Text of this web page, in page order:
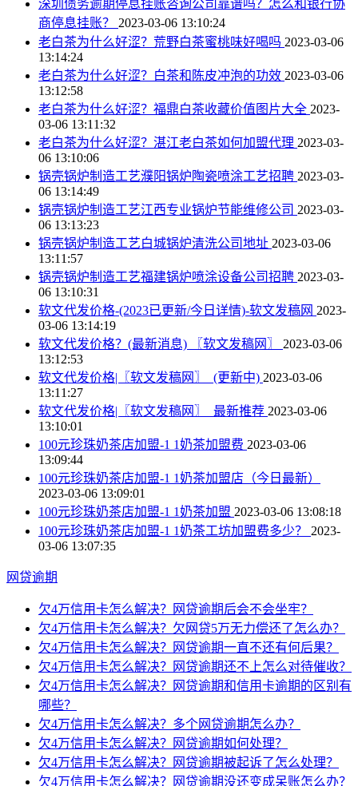
深圳债务逾期停息挂账咨询公司靠谱吗？怎么和银行协
商停息挂账？ 2023-03-06 13:10:24
老白茶为什么好涩？荒野白茶蜜桃味好喝吗 2023-03-06
13:14:24
老白茶为什么好涩？白茶和陈皮冲泡的功效 2023-03-06
13:12:58
老白茶为什么好涩？福鼎白茶收藏价值图片大全 2023-
03-06 13:11:32
老白茶为什么好涩？湛江老白茶如何加盟代理 2023-03-
06 13:10:06
锅壳锅炉制造工艺濮阳锅炉陶瓷喷涂工艺招聘 2023-03-
06 13:14:49
锅壳锅炉制造工艺江西专业锅炉节能维修公司 2023-03-
06 13:13:23
锅壳锅炉制造工艺白城锅炉清洗公司地址 2023-03-06
13:11:57
锅壳锅炉制造工艺福建锅炉喷涂设备公司招聘 2023-03-
06 13:10:31
软文代发价格-(2023已更新/今日详情)-软文发稿网 2023-
03-06 13:14:19
软文代发价格？(最新消息) 〖软文发稿网〗 2023-03-06
13:12:53
软文代发价格|〖软文发稿网〗_(更新中) 2023-03-06
13:11:27
软文代发价格|〖软文发稿网〗_最新推荐 2023-03-06
13:10:01
100元珍珠奶茶店加盟-1 1奶茶加盟费 2023-03-06
13:09:44
100元珍珠奶茶店加盟-1 1奶茶加盟店（今日最新）
2023-03-06 13:09:01
100元珍珠奶茶店加盟-1 1奶茶加盟 2023-03-06 13:08:18
100元珍珠奶茶店加盟-1 1奶茶工坊加盟费多少？ 2023-
03-06 13:07:35
网贷逾期
欠4万信用卡怎么解决？网贷逾期后会不会坐牢？
欠4万信用卡怎么解决？欠网贷5万无力偿还了怎么办？
欠4万信用卡怎么解决？网贷逾期一直不还有何后果？
欠4万信用卡怎么解决？网贷逾期还不上怎么对待催收？
欠4万信用卡怎么解决？网贷逾期和信用卡逾期的区别有
哪些？
欠4万信用卡怎么解决？多个网贷逾期怎么办？
欠4万信用卡怎么解决？网贷逾期如何处理？
欠4万信用卡怎么解决？网贷逾期被起诉了怎么处理？
欠4万信用卡怎么解决？网贷逾期没还变成呆账怎么办？